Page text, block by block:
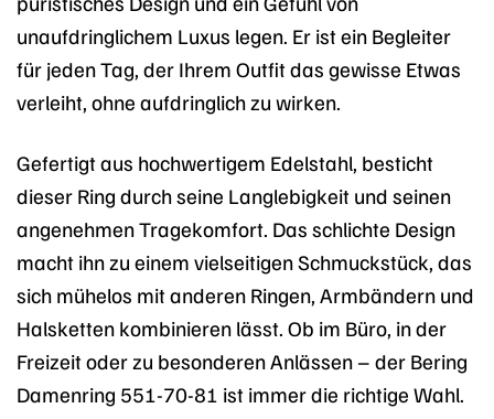
unaufdringlichem Luxus legen. Er ist ein Begleiter
für jeden Tag, der Ihrem Outfit das gewisse Etwas
verleiht, ohne aufdringlich zu wirken.
Gefertigt aus hochwertigem Edelstahl, besticht
dieser Ring durch seine Langlebigkeit und seinen
angenehmen Tragekomfort. Das schlichte Design
macht ihn zu einem vielseitigen Schmuckstück, das
sich mühelos mit anderen Ringen, Armbändern und
Halsketten kombinieren lässt. Ob im Büro, in der
Freizeit oder zu besonderen Anlässen – der Bering
Damenring 551-70-81 ist immer die richtige Wahl.